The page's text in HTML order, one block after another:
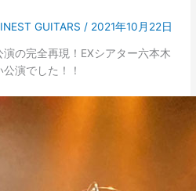
GUITARS / 2021年10月22日
の完全再現！EXシアター六本木
演でした！！